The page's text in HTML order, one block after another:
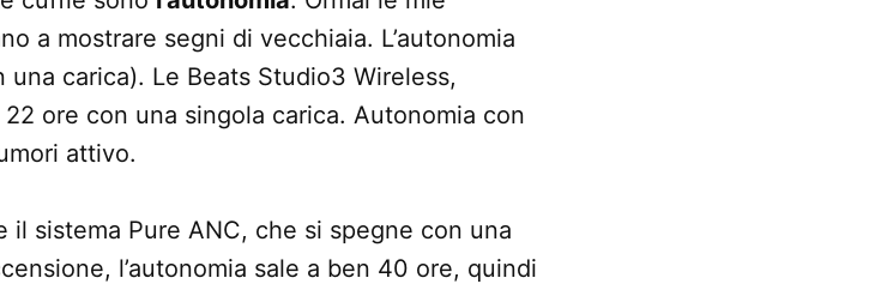
a mostrare segni di vecchiaia. L’autonomia
carica). Le Beats Studio3 Wireless,
ore con una singola carica. Autonomia con
attivo.
il sistema Pure ANC, che si spegne con una
l’autonomia sale a ben 40 ore, quindi